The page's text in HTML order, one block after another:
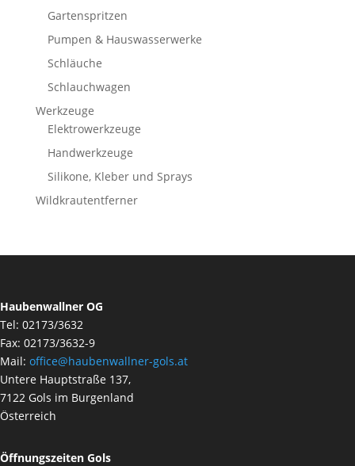
Gartenspritzen
Pumpen & Hauswasserwerke
Schläuche
Schlauchwagen
Werkzeuge
Elektrowerkzeuge
Handwerkzeuge
Silikone, Kleber und Sprays
Wildkrautentferner
Haubenwallner OG
Tel: 02173/3632
Fax: 02173/3632-9
Mail: office@haubenwallner-gols.at
Untere Hauptstraße 137,
7122 Gols im Burgenland
Österreich
Öffnungszeiten Gols